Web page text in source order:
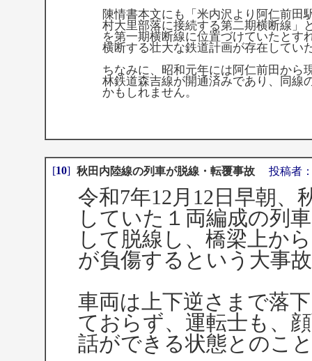
陳情書本文にも「米内沢より阿仁前田
村大里部落に接続する第二期横断線」
を第一期横断線に位置づけていたとす
横断する壮大な鉄道計画が存在してい
ちなみに、昭和元年には阿仁前田から
林鉄道森吉線が開通済みであり、同線
かもしれません。
[10] 秋田内陸線の列車が脱線・転覆事故投稿者
令和7年12月12日早朝、
していた１両編成の列
して脱線し、橋梁上か
が負傷するという大事
車両は上下逆さまで落
ておらず、運転士も、
話ができる状態とのこ